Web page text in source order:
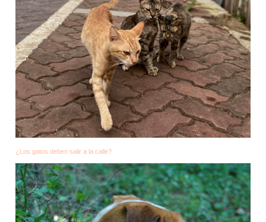
¿Los gatos deben salir a la calle?